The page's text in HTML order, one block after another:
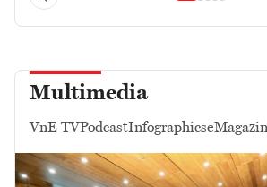
Multimedia
VnE TVPodcastInfographics